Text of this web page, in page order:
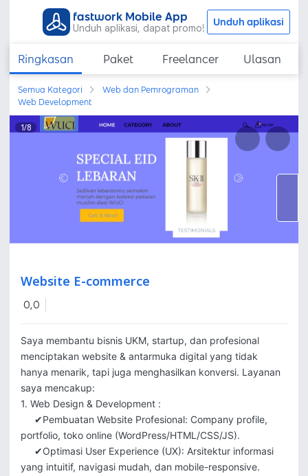
fastwork Mobile App
Unduh aplikasi, dapat promo! Unduh aplikasi
Ringkasan Paket Freelancer Ulasan
Semua Kategori
Web dan Pemrograman
Web Development
1/8
Website E-commerce
0,0
Saya membantu bisnis UKM, startup, dan profesional
menciptakan website & antarmuka digital yang tidak
hanya menarik, tapi juga menghasilkan konversi. Layanan
saya mencakup:
1. Web Design & Development :
portfolio, toko online (WordPress/HTML/CSS/JS).
yang intuitif, navigasi mudah, dan mobile-responsive.